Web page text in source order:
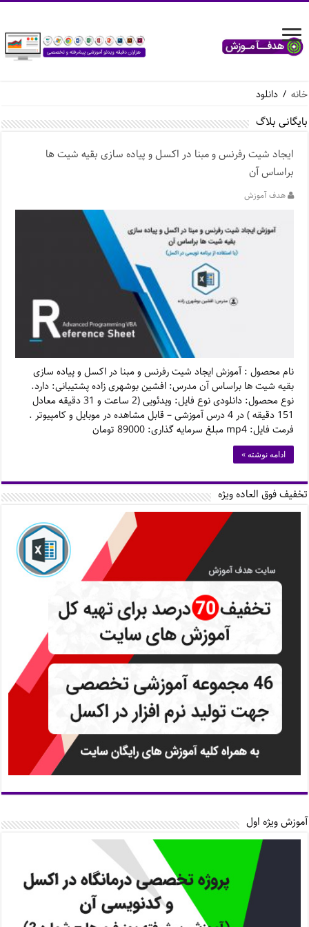
خانه / دانلود
بایگانی بلاگ
ایجاد شیت رفرنس و مبنا در اکسل و پیاده سازی بقیه شیت ها
براساس آن
هدف آموزش
نام محصول : آموزش ایجاد شیت رفرنس و مبنا در اکسل و پیاده سازی
بقیه شیت ها براساس آن مدرس: افشین بوشهری زاده پشتیبانی: دارد.
نوع محصول: دانلودی نوع فایل: ویدئویی (2 ساعت و 31 دقیقه معادل
151 دقیقه ) در 4 درس آموزشی – قابل مشاهده در موبایل و کامپیوتر .
فرمت فایل: mp4 مبلغ سرمایه گذاری: 89000 تومان
ادامه نوشته »
تخفیف فوق العاده ویژه
آموزش ویژه اول